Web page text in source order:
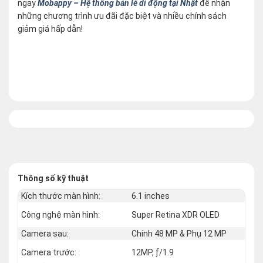
ngayMobappy – Hệ thống bán lẻ di động tại Nhậtđể nhận
những chương trình ưu đãi đặc biệt và nhiều chính sách
giảm giá hấp dẫn!
Thông số kỹ thuật
Kích thước màn hình:
6.1 inches
Công nghệ màn hình:
Super Retina XDR OLED
Camera sau:
Chính 48 MP & Phụ 12 MP
Camera trước:
12MP, ƒ/1.9